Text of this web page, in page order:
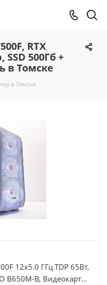
RTX
SSD 500Гб +
в Томске
в Томске
12x5.0 ГГц TDP 65Вт,
B650M-B, Видеокарта